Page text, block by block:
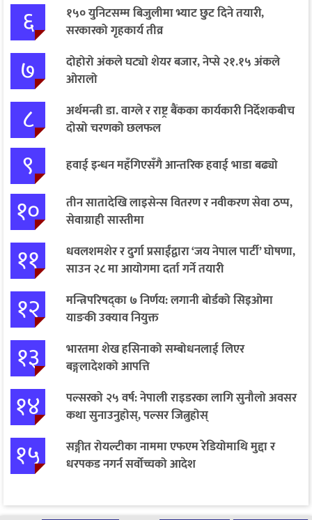
६
१५० युनिटसम्म बिजुलीमा भ्याट छुट दिने तयारी,
सरकारको गृहकार्य तीव्र
७
दोहोरो अंकले घट्यो शेयर बजार, नेप्से २१.१५ अंकले
ओरालो
८
अर्थमन्त्री डा. वाग्ले र राष्ट्र बैंकका कार्यकारी निर्देशकबीच
दोस्रो चरणको छलफल
९ हवाई इन्धन महँगिएसँगै आन्तरिक हवाई भाडा बढ्यो
१०
तीन सातादेखि लाइसेन्स वितरण र नवीकरण सेवा ठप्प,
सेवाग्राही सास्तीमा
११
धवलशमशेर र दुर्गा प्रसाईंद्वारा ‘जय नेपाल पार्टी’ घोषणा,
साउन २८ मा आयोगमा दर्ता गर्ने तयारी
१२
मन्त्रिपरिषद्का ७ निर्णय: लगानी बोर्डको सिइओमा
याङकी उक्याव नियुक्त
१३
भारतमा शेख हसिनाको सम्बोधनलाई लिएर
बङ्गलादेशको आपत्ति
१४
पल्सरको २५ वर्ष: नेपाली राइडरका लागि सुनौलो अवसर
कथा सुनाउनुहोस्, पल्सर जित्नुहोस्
१५
सङ्गीत रोयल्टीका नाममा एफएम रेडियोमाथि मुद्दा र
धरपकड नगर्न सर्वोच्चको आदेश